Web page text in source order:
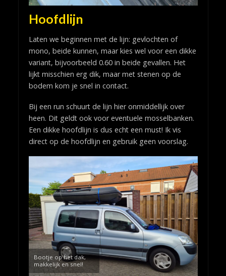
Hoofdlijn
Laten we beginnen met de lijn: gevlochten of
mono, beide kunnen, maar kies wel voor een dikke
variant, bijvoorbeeld 0.60 in beide gevallen. Het
lijkt misschien erg dik, maar met stenen op de
bodem kom je snel in contact.
Bij een run schuurt de lijn hier onmiddellijk over
heen. Dit geldt ook voor eventuele mosselbanken.
Een dikke hoofdlijn is dus echt een must! Ik vis
direct op de hoofdlijn en gebruik geen voorslag.
Bootje op het dak,
makkelijk en snel!